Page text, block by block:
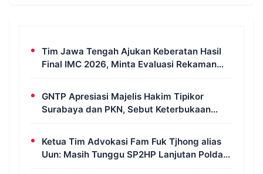
Tim Jawa Tengah Ajukan Keberatan Hasil
Final IMC 2026, Minta Evaluasi Rekaman
dan Scorecard Juri
GNTP Apresiasi Majelis Hakim Tipikor
Surabaya dan PKN, Sebut Keterbukaan
Informasi Jadi Instrumen Pengawasan
Ketua Tim Advokasi Fam Fuk Tjhong alias
Uun: Masih Tunggu SP2HP Lanjutan Polda
Banten